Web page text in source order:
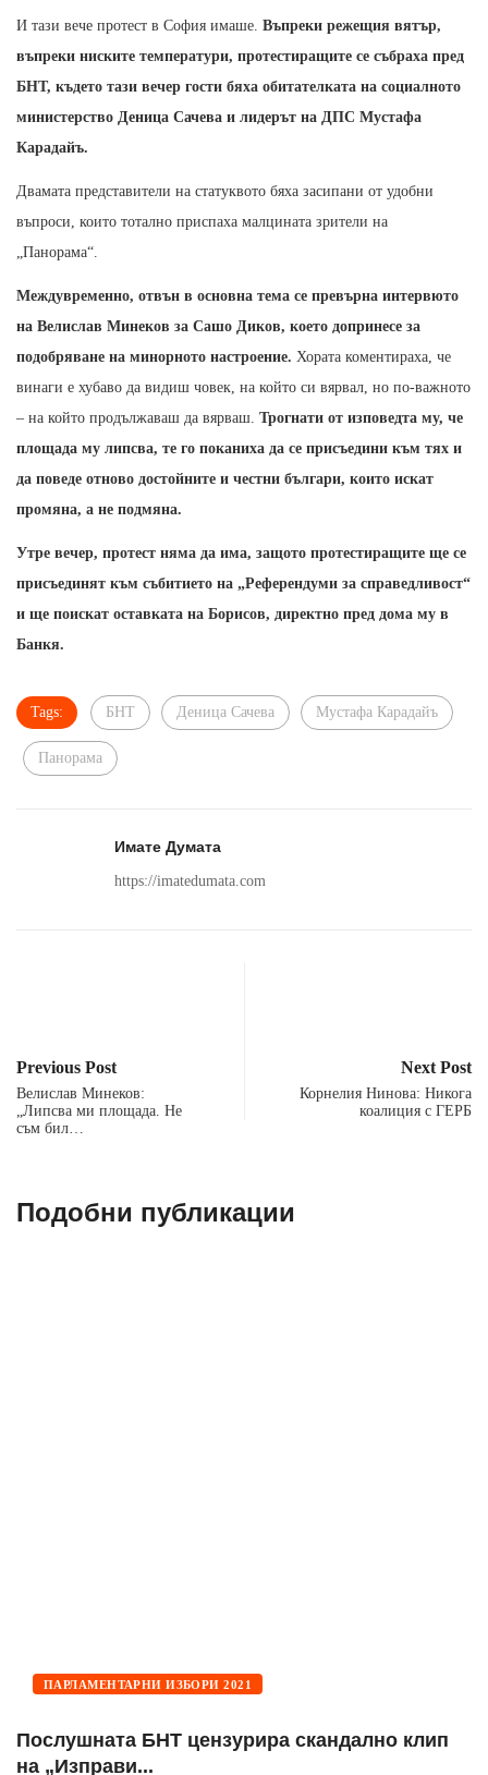
И тази вече протест в София имаше. Въпреки режещия вятър,
въпреки ниските температури, протестиращите се събраха пред
БНТ, където тази вечер гости бяха обитателката на социалното
министерство Деница Сачева и лидерът на ДПС Мустафа
Карадайъ.
Двамата представители на статуквото бяха засипани от удобни
въпроси, които тотално приспаха малцината зрители на
„Панорама“.
Междувременно, отвън в основна тема се превърна интервюто
на Велислав Минеков за Сашо Диков, което допринесе за
подобряване на минорното настроение. Хората коментираха, че
винаги е хубаво да видиш човек, на който си вярвал, но по-важното
– на който продължаваш да вярваш. Трогнати от изповедта му, че
площада му липсва, те го поканиха да се присъедини към тях и
да поведе отново достойните и честни българи, които искат
промяна, а не подмяна.
Утре вечер, протест няма да има, защото протестиращите ще се
присъединят към събитието на „Референдуми за справедливост“
и ще поискат оставката на Борисов, директно пред дома му в
Банкя.
Tags: БНТ Деница Сачева Мустафа Карадайъ
Панорама
Имате Думата
https://imatedumata.com
Previous Post
Велислав Минеков:
„Липсва ми площада. Не
съм бил…
Next Post
Корнелия Нинова: Никога
коалиция с ГЕРБ
Подобни публикации
ПАРЛАМЕНТАРНИ ИЗБОРИ 2021
Послушната БНТ цензурира скандално клип
на „Изправи...